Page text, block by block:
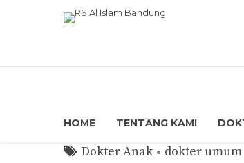
HOME TENTANG KAMI
Dokter Anak dokter umum